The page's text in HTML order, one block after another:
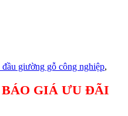
đầu giường gỗ công nghiệp,
GIÁ ƯU ĐÃI